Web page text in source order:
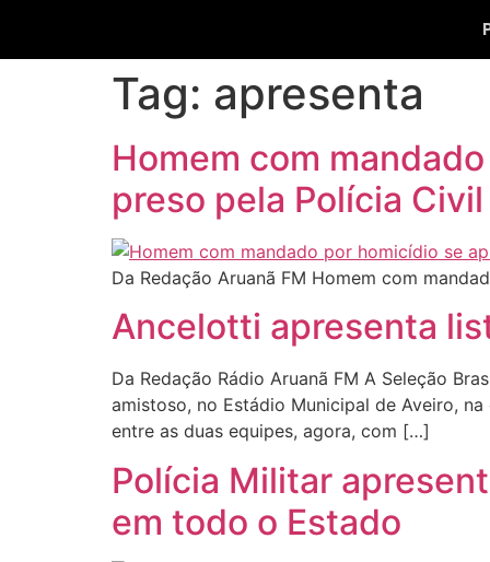
Tag: apresenta
Homem com
preso pela Polícia
Da Redação Aruanã FM Homem com
Ancelotti apresenta
Da Redação Rádio Aruanã FM A Seleção
amistoso, no Estádio Municipal de Aveiro,
entre as duas equipes, agora, com […]
Polícia Militar
em todo o Estado